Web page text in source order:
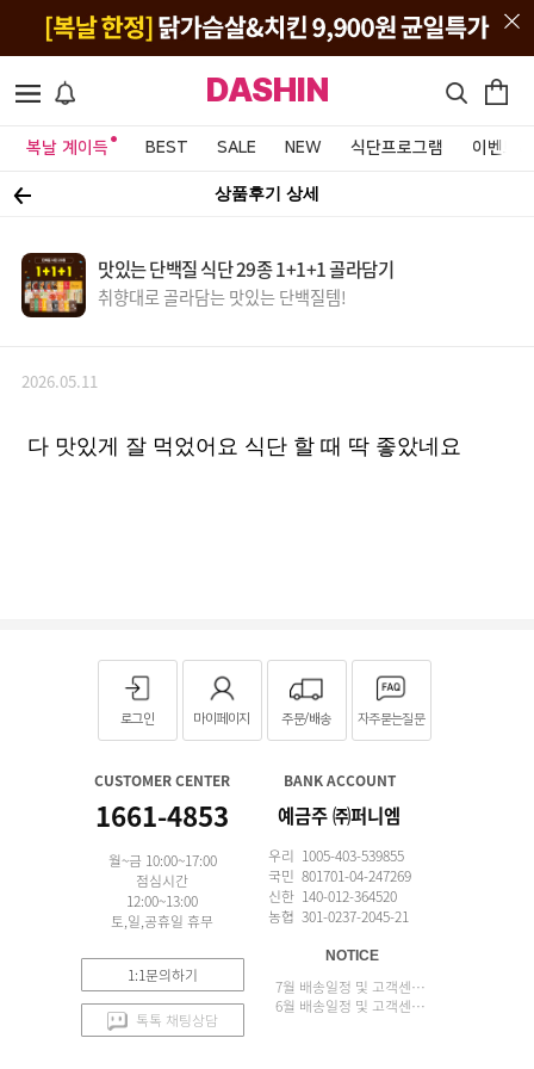
DASHIN
복날 계이득 BEST SALE NEW 식단프로그램 이벤트&
상품후기 상세
맛있는 단백질 식단 29종 1+1+1 골라담기
취향대로 골라담는 맛있는 단백질템!
2026.05.11
다 맛있게 잘 먹었어요 식단 할 때 딱 좋았네요
로그인 마이페이지 주문/배송 자주묻는질문
CUSTOMER CENTER
1661-4853
월~금 10:00~17:00
점심시간
12:00~13:00
토,일,공휴일 휴무
1:1문의하기
톡톡 채팅상담
BANK ACCOUNT
예금주 ㈜퍼니엠
우리 1005-403-539855
국민 801701-04-247269
신한 140-012-364520
농협 301-0237-2045-21
NOTICE
7월 배송일정 및 고객센터 업무 안내
6월 배송일정 및 고객센터 업무 안내